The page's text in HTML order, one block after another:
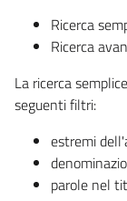
Ricerca
Ricerca
La ricerca
seguenti filtri:
estremi
parole nel